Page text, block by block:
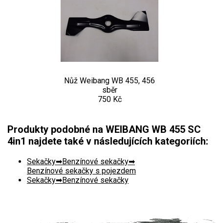
Nůž Weibang WB 455, 456
sběr
750 Kč
Produkty podobné na WEIBANG WB 455 SC
4in1 najdete také v následujících kategoriích:
Sekačky
Benzínové sekačky
Benzínové sekačky s pojezdem
Sekačky
Benzínové sekačky